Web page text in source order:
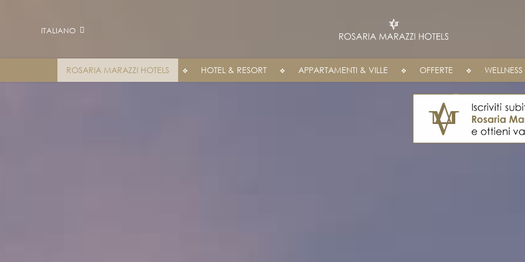
ITALIANO
ROSARIA MARAZZI HOTELS HOTEL & RESORT APPARTAMENTI & VILLE OFFERTE WELLNESS